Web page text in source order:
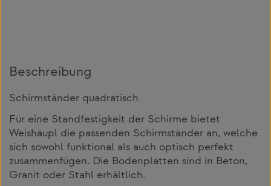
Beschreibung
Schirmständer quadratisch
Für eine Standfestigkeit der Schirme bietet
Weishäupl die passenden Schirmständer an, welche
sich sowohl funktional als auch optisch perfekt
zusammenfügen. Die Bodenplatten sind in Beton,
Granit oder Stahl erhältlich.